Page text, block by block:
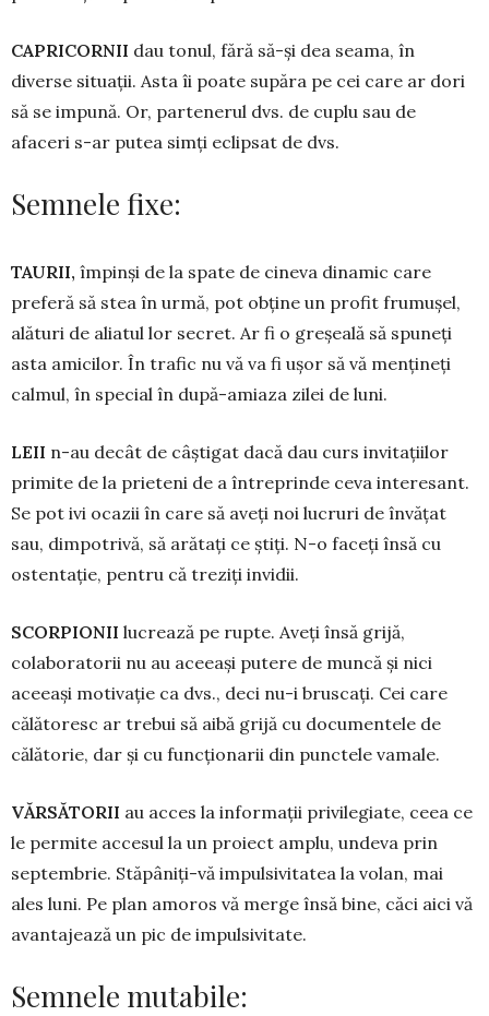
CAPRICORNII dau tonul, fără să-și dea seama, în
diverse situații. Asta îi poate supăra pe cei care ar dori
să se impună. Or, partenerul dvs. de cuplu sau de
afaceri s-ar putea simți eclipsat de dvs.
Semnele fixe:
TAURII, împinși de la spate de ci­neva dinamic care
preferă să stea în ur­mă, pot obține un profit frumușel,
alături de aliatul lor secret. Ar fi o greșeală să spuneți
asta amicilor. În trafic nu vă va fi ușor să vă mențineți
calmul, în special în după-amiaza zilei de luni.
LEII n-au decât de câștigat dacă dau curs invitațiilor
primite de la prieteni de a întreprinde ceva interesant.
Se pot ivi ocazii în care să aveți noi lucruri de în­vățat
sau, dimpotrivă, să arătați ce știți. N-o faceți însă cu
ostentație, pentru că treziți invidii.
SCORPIONII lucrează pe rupte. Aveți însă grijă,
colaboratorii nu au aceeași putere de muncă și nici
aceeași motivație ca dvs., deci nu-i bruscați. Cei care
călătoresc ar trebui să aibă grijă cu docu­men­tele de
călătorie, dar și cu funcționarii din punctele vamale.
VĂRSĂTORII au acces la informații privilegiate, ceea ce
le permite accesul la un proiect amplu, undeva prin
septem­brie. Stăpâniți-vă impulsivitatea la volan, mai
ales luni. Pe plan amoros vă merge însă bine, căci aici vă
avantajează un pic de impulsivitate.
Semnele mutabile: